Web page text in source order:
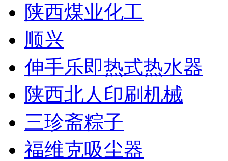
陕西煤业化工
顺兴
伸手乐即热式热水器
陕西北人印刷机械
三珍斋粽子
福维克吸尘器